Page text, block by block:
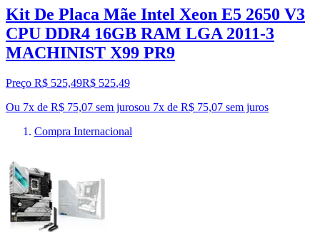
Kit De Placa Mãe Intel Xeon E5 2650 V3
CPU DDR4 16GB RAM LGA 2011-3
MACHINIST X99 PR9
Preço R$ 525,49R$ 525,49
Ou 7x de R$ 75,07 sem jurosou 7x de R$ 75,07 sem juros
Compra Internacional